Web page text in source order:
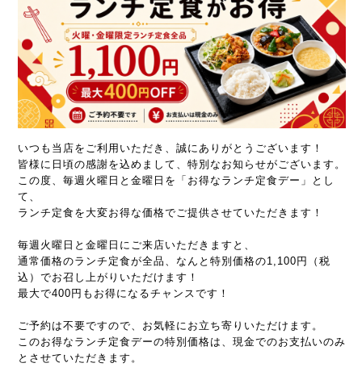
いつも当店をご利用いただき、誠にありがとうございます！
皆様に日頃の感謝を込めまして、特別なお知らせがございます。
この度、毎週火曜日と金曜日を「お得なランチ定食デー」とし
て、
ランチ定食を大変お得な価格でご提供させていただきます！
毎週火曜日と金曜日にご来店いただきますと、
通常価格のランチ定食が全品、なんと特別価格の1,100円（税
込）でお召し上がりいただけます！
最大で400円もお得になるチャンスです！
ご予約は不要ですので、お気軽にお立ち寄りいただけます。
このお得なランチ定食デーの特別価格は、現金でのお支払いのみ
とさせていただきます。